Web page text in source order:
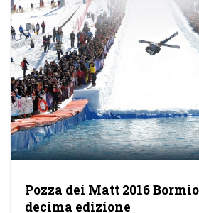
Pozza dei Matt 2016
decima edizione